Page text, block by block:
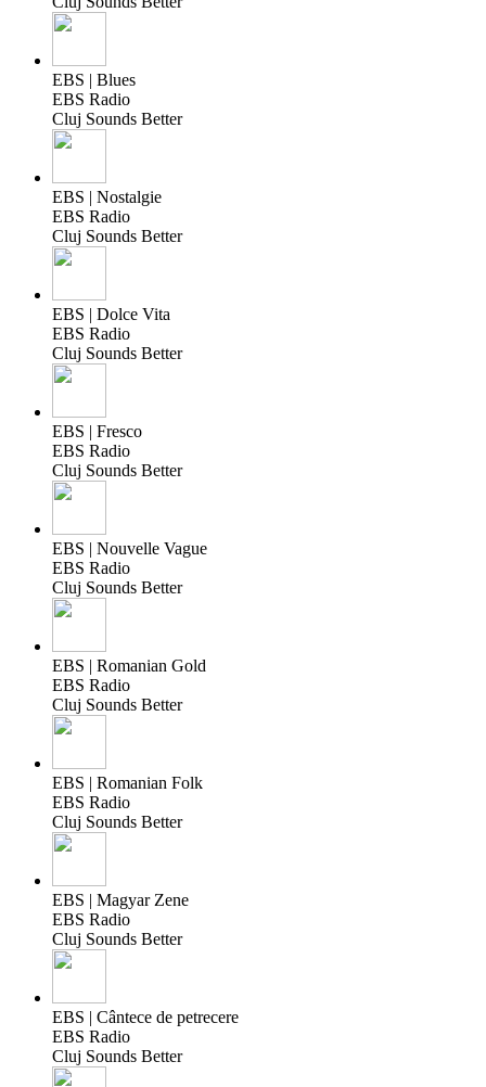
EBS | Blues
EBS Radio
Cluj Sounds Better
EBS | Nostalgie
EBS Radio
Cluj Sounds Better
EBS | Dolce Vita
EBS Radio
Cluj Sounds Better
EBS | Fresco
EBS Radio
Cluj Sounds Better
EBS | Nouvelle Vague
EBS Radio
Cluj Sounds Better
EBS | Romanian Gold
EBS Radio
Cluj Sounds Better
EBS | Romanian Folk
EBS Radio
Cluj Sounds Better
EBS | Magyar Zene
EBS Radio
Cluj Sounds Better
EBS | Cântece de petrecere
EBS Radio
Cluj Sounds Better